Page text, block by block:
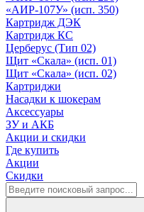
«АИР-107У» (исп. 350)
Картридж ДЭК
Картридж КС
Церберус (Тип 02)
Щит «Скала» (исп. 01)
Щит «Скала» (исп. 02)
Картриджи
Насадки к шокерам
Аксессуары
ЗУ и АКБ
Акции и скидки
Где купить
Акции
Скидки